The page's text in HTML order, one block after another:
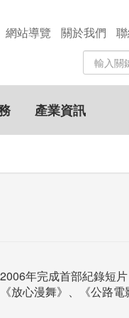
網站導覽 關於我們
站
內
搜
尋
關
鍵
產業資訊
年完成首部紀錄短
放心漫舞》、《公路